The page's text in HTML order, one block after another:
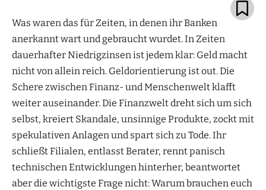
Was waren das für Zeiten, in denen ihr Banken
anerkannt wart und gebraucht wurdet. In Zeiten
dauerhafter Niedrigzinsen ist jedem klar: Geld macht
nicht von allein reich. Geldorientierung ist out. Die
Schere zwischen Finanz- und Menschenwelt klafft
weiter auseinander. Die Finanzwelt dreht sich um sich
selbst, kreiert Skandale, unsinnige Produkte, zockt mit
spekulativen Anlagen und spart sich zu Tode. Ihr
schließt Filialen, entlasst Berater, rennt panisch
technischen Entwicklungen hinterher, beantwortet
aber die wichtigste Frage nicht: Warum brauchen euch